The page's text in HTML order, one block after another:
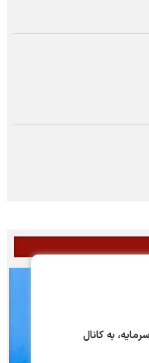
به کانال